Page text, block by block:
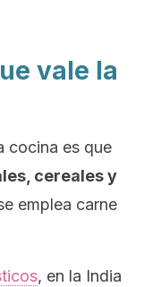
vale la
cocina es que
cereales y
emplea carne
, en la India